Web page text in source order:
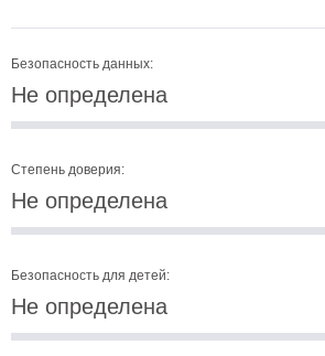
Безопасность данных:
Не определена
Степень доверия:
Не определена
Безопасность для детей:
Не определена